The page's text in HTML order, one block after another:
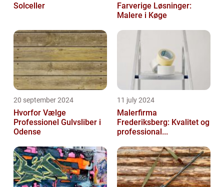
Solceller
Farverige Løsninger:
Malere i Køge
20 september 2024
Hvorfor Vælge
Professionel Gulvsliber i
Odense
11 july 2024
Malerfirma
Frederiksberg: Kvalitet og
professional...